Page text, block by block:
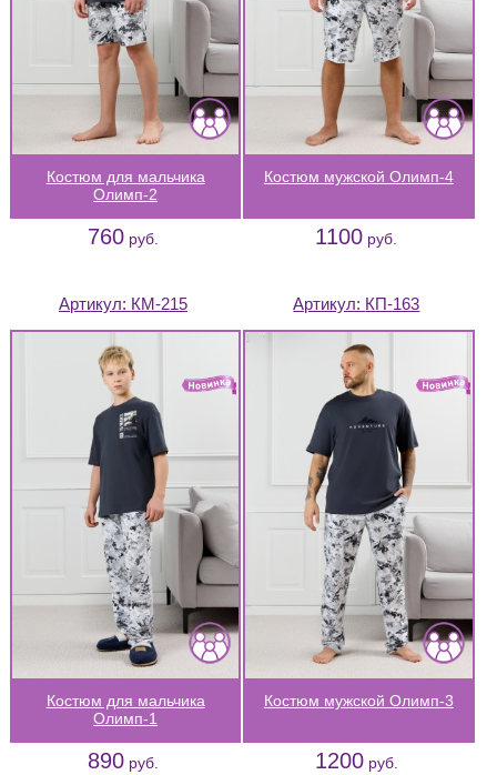
Костюм для мальчика
Олимп-2
760 руб.
Костюм мужской Олимп-4
1100 руб.
Артикул: КМ-215
Костюм для мальчика
Олимп-1
890 руб.
Артикул: КП-163
Костюм мужской Олимп-3
1200руб.